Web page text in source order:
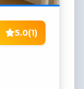
5.0(1)